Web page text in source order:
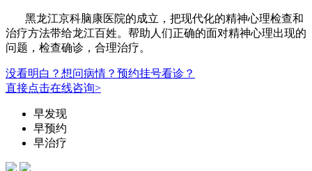
黑龙江京科脑康医院的成立，把现代化的精神心理检查和
治疗方法带给龙江百姓。帮助人们正确的面对精神心理出现的
问题，检查确诊，合理治疗。
没看明白？想问病情？预约挂号看诊？
直接点击在线咨询>
早发现
早预约
早治疗